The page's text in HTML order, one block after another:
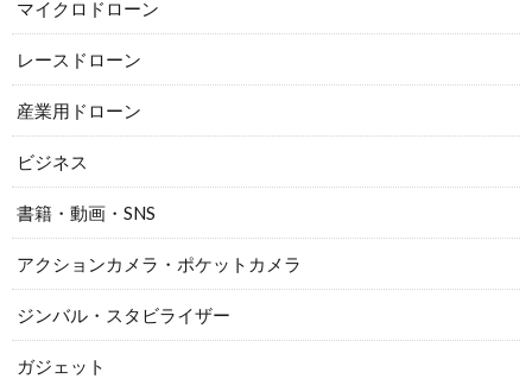
マイクロドローン
レースドローン
産業用ドローン
ビジネス
書籍・動画・SNS
アクションカメラ・ポケットカメラ
ジンバル・スタビライザー
ガジェット